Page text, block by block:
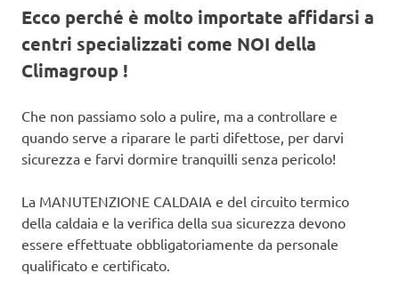
Ecco perché è molto importate affidarsi a
centri specializzati come NOI della
Climagroup !
Che non passiamo solo a pulire, ma a controllare e
quando serve a riparare le parti difettose, per darvi
sicurezza e farvi dormire tranquilli senza pericolo!
La MANUTENZIONE CALDAIA e del circuito termico
della caldaia e la verifica della sua sicurezza devono
essere effettuate obbligatoriamente da personale
qualificato e certificato.